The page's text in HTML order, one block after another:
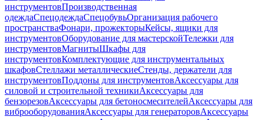
инструментовПроизводственная
одеждаСпецодеждаСпецобувьОрганизация рабочего
пространстваФонари, прожекторыКейсы, ящики для
инструментовОборудование для мастерскойТележки для
инструментовМагнитыШкафы для
инструментовКомплектующие для инструментальных
шкафовСтеллажи металлическиеСтенды, держатели для
инструментовПоддоны для инструментовАксессуары для
силовой и строительной техникиАксессуары для
бензорезовАксессуары для бетоносмесителейАксессуары для
виброоборудованияАксессуары для генераторовАксессуары